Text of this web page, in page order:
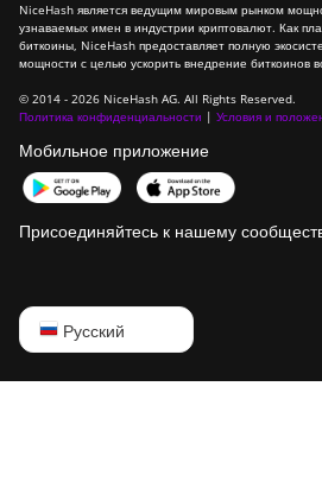
NiceHash является ведущим мировым рынком
узнаваемых имен в индустрии криптовалют. Как
биткоины, NiceHash предоставляет полную
мощности с целью ускорить внедрение биткоинов
© 2014 - 2026 NiceHash AG. All Rights Reserved.
Политика конфиденциальности | Условия и
Мобильное приложение
Присоединяйтесь к нашему
Русский
English